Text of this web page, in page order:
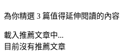
為你精選 3 篇值得延伸閱讀的內容
載入推薦文章中...
目前沒有推薦文章